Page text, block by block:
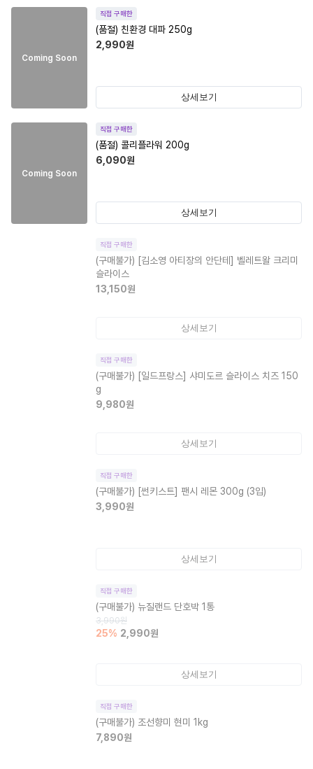
Coming Soon
직접 구매한
(품절) 친환경 대파 250g
2,990원
상세보기
Coming Soon
직접 구매한
(품절) 콜리플라워 200g
6,090원
상세보기
직접 구매한
(구매불가) [김소영 아티장의 안단테] 벨레트왈 크리미
슬라이스
13,150원
상세보기
직접 구매한
(구매불가) [일드프랑스] 샤미도르 슬라이스 치즈 150
g
9,980원
상세보기
직접 구매한
(구매불가) [썬키스트] 팬시 레몬 300g (3입)
3,990원
상세보기
직접 구매한
(구매불가) 뉴질랜드 단호박 1통
3,990원
25% 2,990원
상세보기
직접 구매한
(구매불가) 조선향미 현미 1kg
7,890원